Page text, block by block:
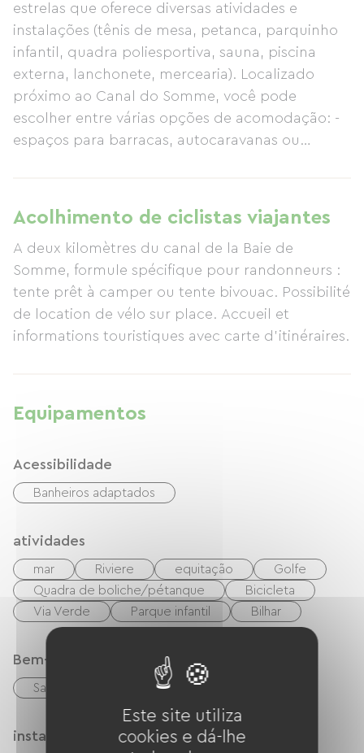
estrelas que oferece diversas atividades e
instalações (tênis de mesa, petanca, parquinho
infantil, quadra poliesportiva, sauna, piscina
externa, lanchonete, mercearia). Localizado
próximo ao Canal do Somme, você pode
escolher entre várias opções de acomodação: -
espaços para barracas, autocaravanas ou
de dormir e café da manhã; - aluguel de
barracas suspensas ou bivouacs com café da
manhã; - aluguel de casas móveis, chalés ou
estúdios para 2 a 6 pessoas com todas as
comodidades modernas: televisão, terraço,
móveis de jardim, churrasqueira, etc.; - aluguel
de casas na árvore com banheiro completo.
Acolhimento de ciclistas viajantes
A deux kilomètres du canal de la Baie de
Somme, formule spécifique pour randonneurs :
tente prêt à camper ou tente bivouac. Possibilité
de location de vélo sur place. Accueil et
informations touristiques avec carte d'itinéraires.
Equipamentos
Acessibilidade
Banheiros adaptados
atividades
mar Riviere equitação
Golfe
Quadra de boliche/pétanque
Bicicleta
Via Verde
Parque infantil Bilhar
Bem-estar
Sauna
instalações
Este site utiliza
cookies e dá-lhe